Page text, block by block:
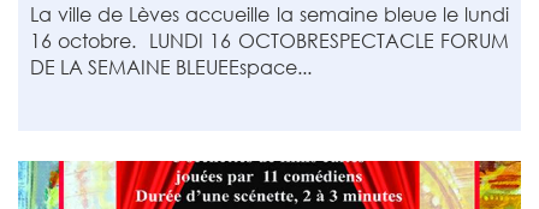
La ville de Lèves accueille la semaine bleue le lundi
16 octobre. LUNDI 16 OCTOBRESPECTACLE FORUM
DE LA SEMAINE BLEUEEspace...